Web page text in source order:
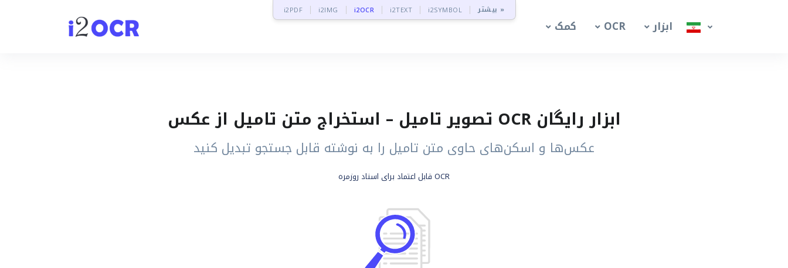
i2PDF i2IMG i2OCR i2TEXT i2SYMBOL بیشتر »
کمک OCR ابزار
ابزار رایگان OCR تصویر تامیل – استخراج متن تامیل از عکس
عکس‌ها و اسکن‌های حاوی متن تامیل را به نوشته قابل جستجو تبدیل کنید
OCR قابل اعتماد برای اسناد روزمره